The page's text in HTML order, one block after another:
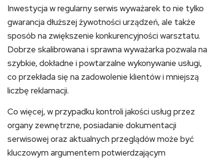
Inwestycja w regularny serwis wyważarek to nie tylko
gwarancja dłuższej żywotności urządzeń, ale także
sposób na zwiększenie konkurencyjności warsztatu.
Dobrze skalibrowana i sprawna wyważarka pozwala na
szybkie, dokładne i powtarzalne wykonywanie usługi,
co przekłada się na zadowolenie klientów i mniejszą
liczbę reklamacji.
Co więcej, w przypadku kontroli jakości usług przez
organy zewnętrzne, posiadanie dokumentacji
serwisowej oraz aktualnych przeglądów może być
kluczowym argumentem potwierdzającym